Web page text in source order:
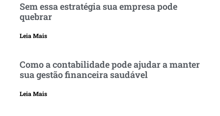
Sem essa estratégia sua empresa pode
quebrar
Leia Mais
Como a contabilidade pode ajudar a manter
sua gestão financeira saudável
Leia Mais